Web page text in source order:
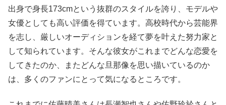
出身で身長173cmという抜群のスタイルを誇り、モデルや
女優としても高い評価を得ています。高校時代から芸能界
を志し、厳しいオーディションを経て夢を叶えた努力家と
して知られています。そんな彼女がこれまでどんな恋愛を
してきたのか、またどんな旦那像を思い描いているのか
は、多くのファンにとって気になるところです。